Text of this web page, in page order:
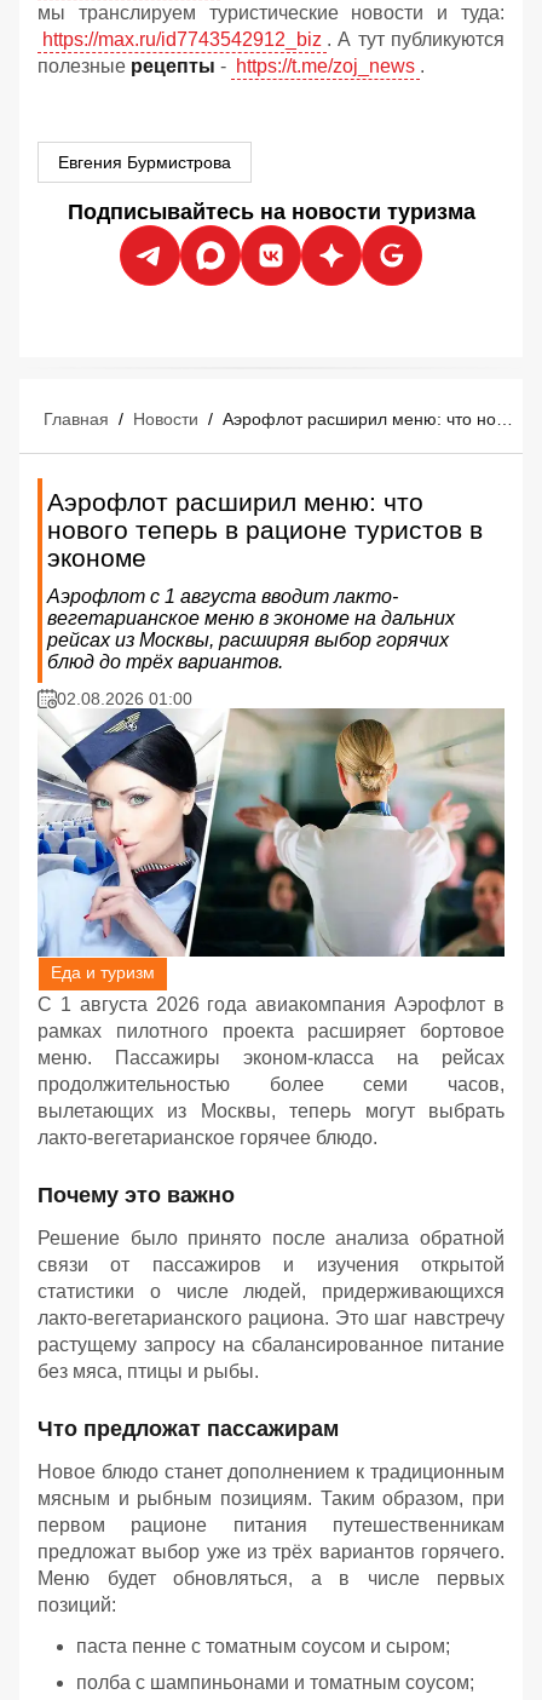
мы транслируем туристические новости и туда:
https://max.ru/id7743542912_biz . А тут публикуются
полезные рецепты - https://t.me/zoj_news .
Евгения Бурмистрова
Подписывайтесь на новости туризма
Главная / Новости /
Аэрофлот расширил меню: что
нового теперь в рационе туристов в
экономе
Аэрофлот с 1 августа вводит лакто-
вегетарианское меню в экономе на дальних
рейсах из Москвы, расширяя выбор горячих
блюд до трёх вариантов.
02.08.2026 01:00
Еда и туризм
С 1 августа 2026 года авиакомпания Аэрофлот в
рамках пилотного проекта расширяет бортовое
меню. Пассажиры эконом-класса на рейсах
продолжительностью более семи часов,
вылетающих из Москвы, теперь могут выбрать
лакто-вегетарианское горячее блюдо.
Почему это важно
Решение было принято после анализа обратной
связи от пассажиров и изучения открытой
статистики о числе людей, придерживающихся
лакто-вегетарианского рациона. Это шаг навстречу
растущему запросу на сбалансированное питание
без мяса, птицы и рыбы.
Что предложат пассажирам
Новое блюдо станет дополнением к традиционным
мясным и рыбным позициям. Таким образом, при
первом рационе питания путешественникам
предложат выбор уже из трёх вариантов горячего.
Меню будет обновляться, а в числе первых
позиций:
паста пенне с томатным соусом и сыром;
полба с шампиньонами и томатным соусом;